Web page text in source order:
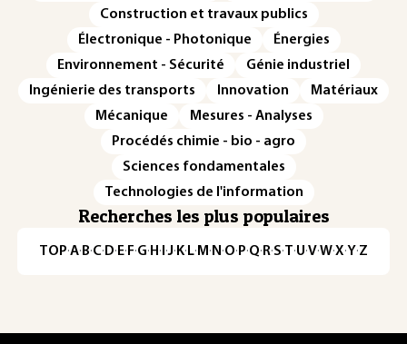
Construction et travaux publics
Électronique - Photonique
Énergies
Environnement - Sécurité
Génie industriel
Ingénierie des transports
Innovation
Matériaux
Mécanique
Mesures - Analyses
Procédés chimie - bio - agro
Sciences fondamentales
Technologies de l'information
Recherches les plus populaires
TOP·A·B·C· D· E· F·G· H · ·J· K· L· M · N ·O· P·Q· R·S·T·U·V·W·X·Y·Z